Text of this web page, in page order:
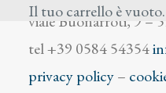
Il tuo carrello è vuoto.
viale Buonarroti, 9 –
tel +39 0584 54354
privacy policy–